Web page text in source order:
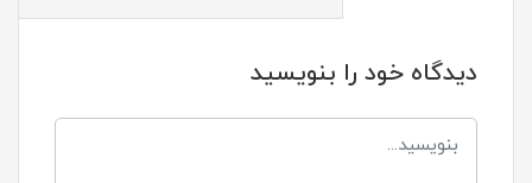
دیدگاه خود را بنویسید